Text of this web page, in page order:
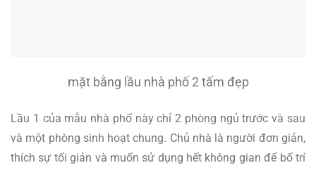
mặt bằng lầu nhà phố 2 tấm đẹp
Lầu 1 của mẫu nhà phố này chỉ 2 phòng ngủ trước và sau
và một phòng sinh hoạt chung. Chủ nhà là người đơn giản,
thích sự tối giản và muốn sử dụng hết không gian để bố trí